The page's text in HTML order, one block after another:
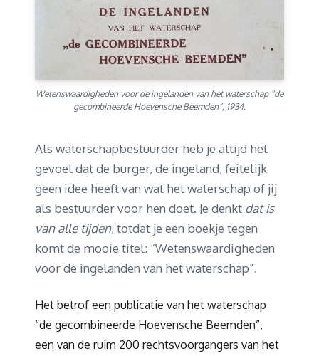
Wetenswaardigheden voor de ingelanden van het waterschap “de
gecombineerde Hoevensche Beemden”, 1934.
Als waterschapbestuurder heb je altijd het
gevoel dat de burger, de ingeland, feitelijk
geen idee heeft van wat het waterschap of jij
als bestuurder voor hen doet. Je denkt dat is
van alle tijden, totdat je een boekje tegen
komt de mooie titel: “Wetenswaardigheden
voor de ingelanden van het waterschap”.
Het betrof een publicatie van het waterschap
“de gecombineerde Hoevensche Beemden”,
een van de ruim 200 rechtsvoorgangers van het